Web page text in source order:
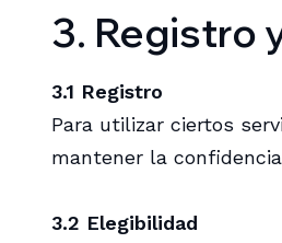
3. Registro
3.1 Registro
Para utilizar ciertos
mantener la
3.2 Elegibilidad